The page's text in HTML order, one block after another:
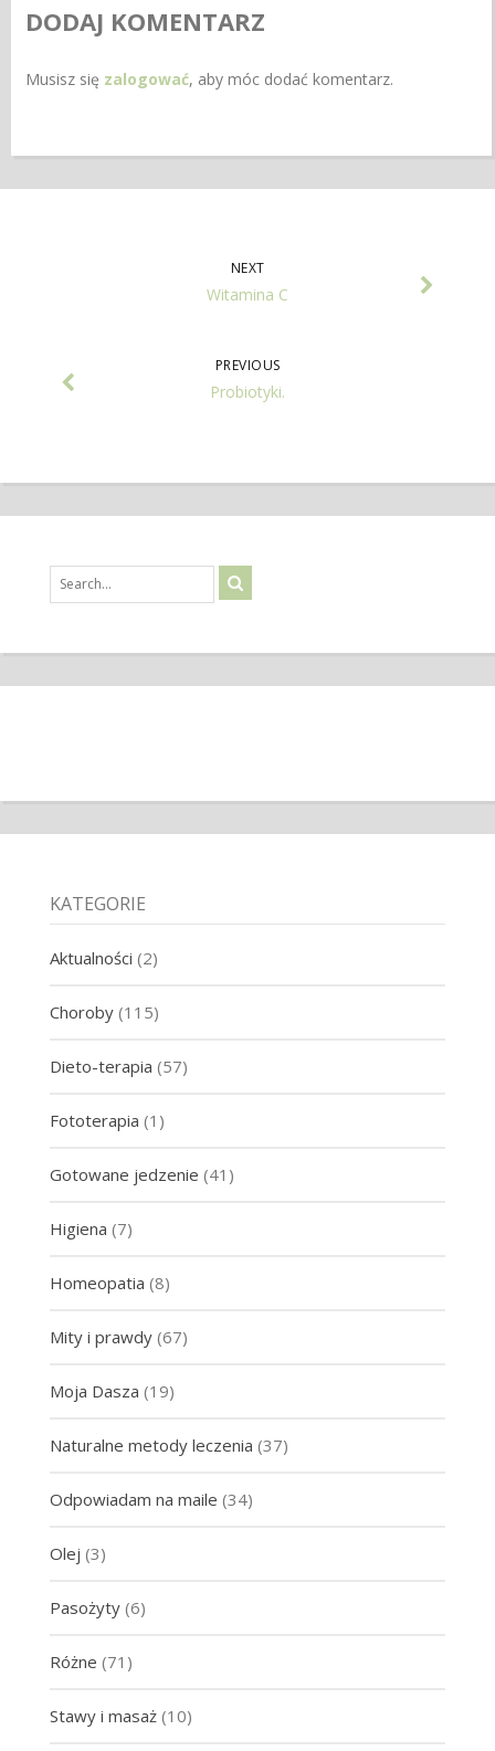
DODAJ KOMENTARZ
Musisz się zalogować, aby móc dodać komentarz.
NEXT
Witamina C
PREVIOUS
Probiotyki.
KATEGORIE
Aktualności (2)
Choroby(115)
Dieto-terapia (57)
Fototerapia (1)
Gotowane jedzenie (41)
Higiena (7)
Homeopatia (8)
Mity i prawdy(67)
Moja Dasza (19)
Naturalne metody leczenia (37)
Odpowiadam na maile (34)
Olej (3)
Pasożyty(6)
Różne (71)
Stawy i masaż(10)